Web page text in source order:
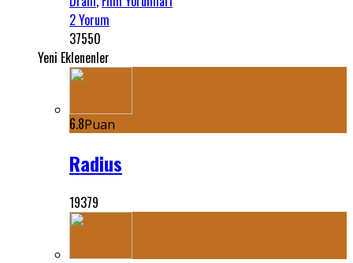
2 Yorum
37550
Yeni Eklenenler
6.8Puan
Radius
19379